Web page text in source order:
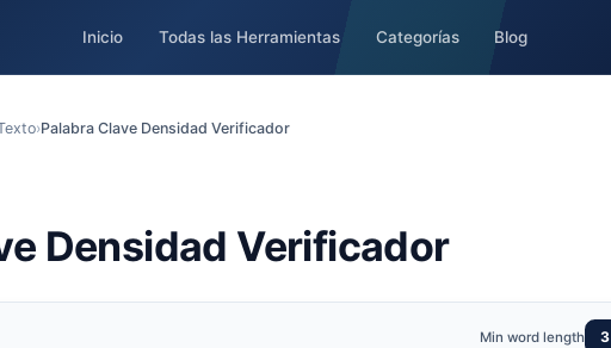
Inicio Todas las Herramientas Categorías Blog
›Palabra Clave Densidad Verificador
Densidad Verificador
Min word length 3